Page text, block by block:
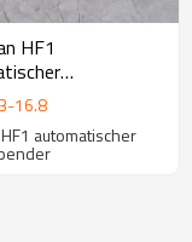
HF1
bad,
spender,
badezimmer
-16.8
automatischer